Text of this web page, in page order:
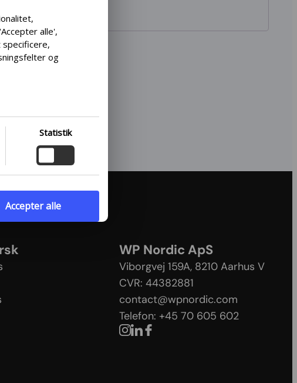
WP Nordic ApS
Viborgvej 159A, 8210 Aarhus V​
CVR: 44382881
contact@wpnordic.com
Telefon: +45 70 605 602
alle',
specificere,
og
dig til at læse
Statistik
Accepter alle